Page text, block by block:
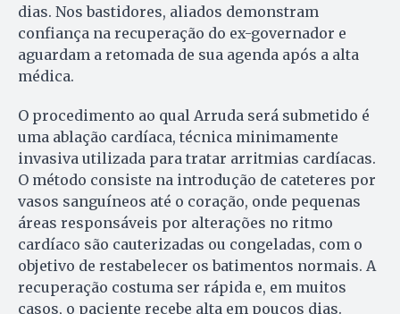
dias. Nos bastidores, aliados demonstram
confiança na recuperação do ex-governador e
aguardam a retomada de sua agenda após a alta
médica.
O procedimento ao qual Arruda será submetido é
uma ablação cardíaca, técnica minimamente
invasiva utilizada para tratar arritmias cardíacas.
O método consiste na introdução de cateteres por
vasos sanguíneos até o coração, onde pequenas
áreas responsáveis por alterações no ritmo
cardíaco são cauterizadas ou congeladas, com o
objetivo de restabelecer os batimentos normais. A
recuperação costuma ser rápida e, em muitos
casos, o paciente recebe alta em poucos dias.